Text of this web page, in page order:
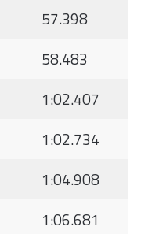
57.398
58.483
1:02.407
1:02.734
1:04.908
1:06.681